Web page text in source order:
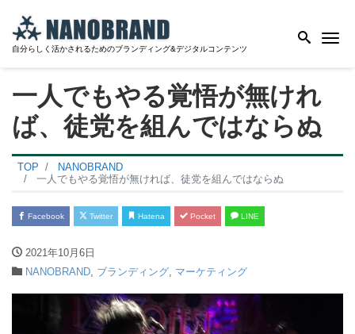
自分らしく活かされるためのブランディング&デジタルコンテンツ
一人でもやる覚悟が無けれ
ば、徒党を組んではならぬ
TOP
NANOBRAND
一人でもやる覚悟が無ければ、徒党を組んではならぬ
Facebook Twitter Hatena Pocket LINE
2021年10月6日
NANOBRAND ブランディング マーケティング